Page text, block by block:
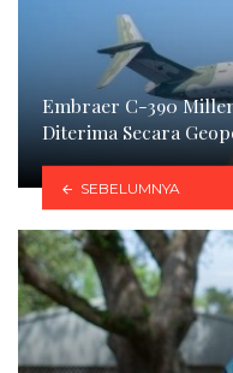
Embraer C-390
Diterima Secara
SEBELUMNYA